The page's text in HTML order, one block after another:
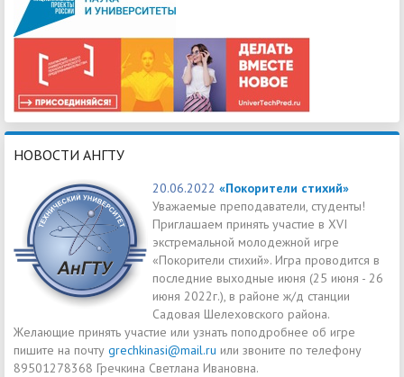
НОВОСТИ АНГТУ
20.06.2022 «Покорители стихий»
Уважаемые преподаватели, студенты!
Приглашаем принять участие в XVI
экстремальной молодежной игре
«Покорители стихий». Игра проводится в
последние выходные июня (25 июня - 26
июня 2022г.), в районе ж/д станции
Садовая Шелеховского района.
Желающие принять участие или узнать поподробнее об игре
пишите на почту grechkinasi@mail.ru или звоните по телефону
89501278368 Гречкина Светлана Ивановна.